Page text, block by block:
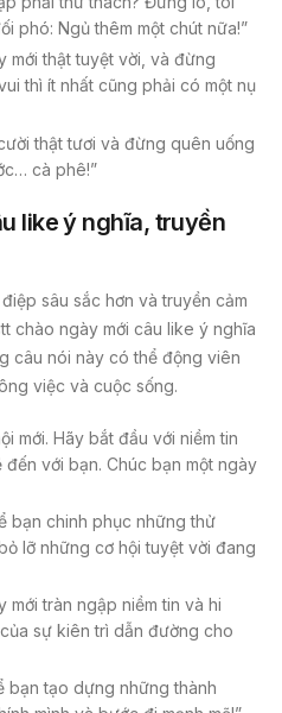
phó: Ngủ thêm một chút nữa!”
mới thật tuyệt vời, và đừng
thì ít nhất cũng phải có một nụ
thật tươi và đừng quên uống
cà phê!”
like ý nghĩa, truyền
sâu sắc hơn và truyền cảm
chào ngày mới câu like ý nghĩa
câu nói này có thể động viên
việc và cuộc sống.
mới. Hãy bắt đầu với niềm tin
với bạn. Chúc bạn một ngày
bạn chinh phục những thử
lỡ những cơ hội tuyệt vời đang
mới tràn ngập niềm tin và hi
sự kiên trì dẫn đường cho
bạn tạo dựng những thành